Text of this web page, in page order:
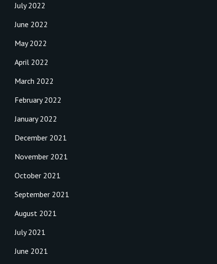
July 2022
June 2022
May 2022
April 2022
March 2022
February 2022
January 2022
December 2021
November 2021
October 2021
September 2021
August 2021
July 2021
June 2021